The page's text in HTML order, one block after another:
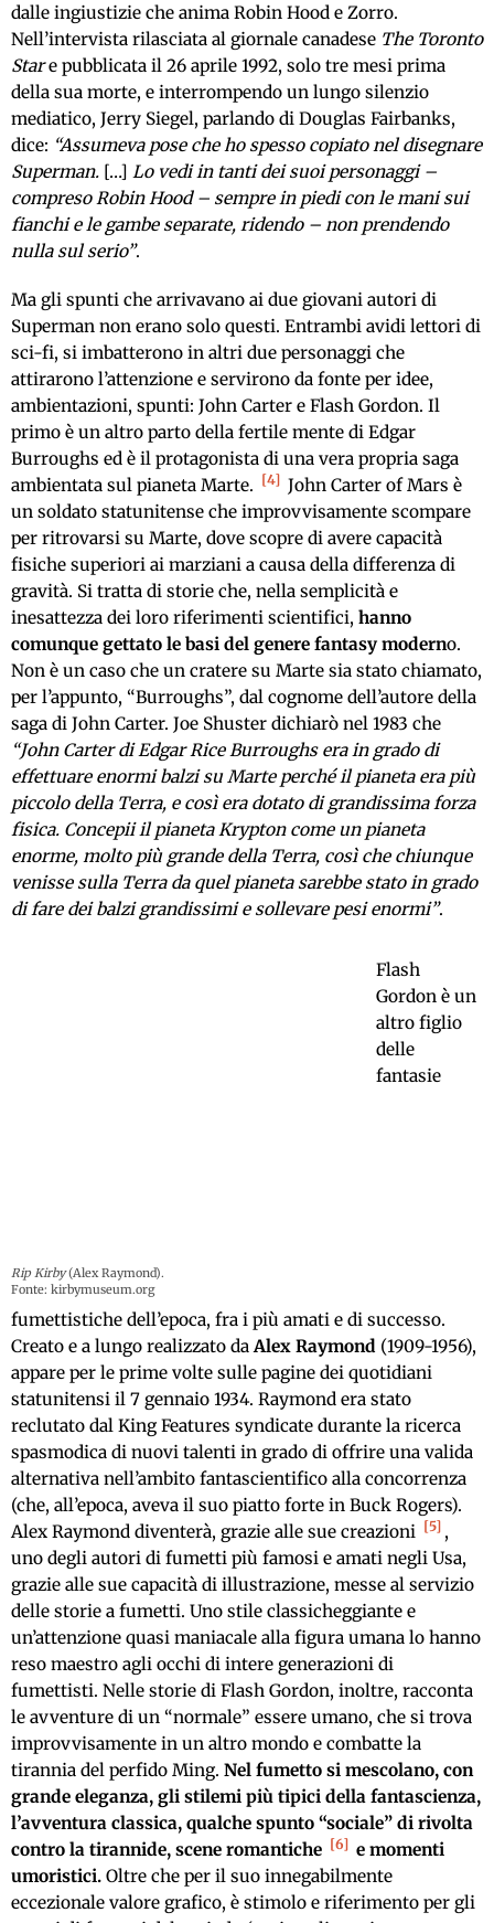
dalle ingiustizie che anima Robin Hood e Zorro.
Nell’intervista rilasciata al giornale canadese The Toronto
Stare pubblicata il 26 aprile 1992, solo tre mesi prima
della sua morte, e interrompendo un lungo silenzio
mediatico, Jerry Siegel, parlando di Douglas Fairbanks,
dice: “Assumeva pose che ho spesso copiato nel disegnare
Superman. […] Lo vedi in tanti dei suoi personaggi –
compreso Robin Hood – sempre in piedi con le mani sui
fianchi e le gambe separate, ridendo – non prendendo
nulla sul serio”.
Ma gli spunti che arrivavano ai due giovani autori di
Superman non erano solo questi. Entrambi avidi lettori di
sci-fi, si imbatterono in altri due personaggi che
attirarono l’attenzione e servirono da fonte per idee,
ambientazioni, spunti: John Carter e Flash Gordon. Il
primo è un altro parto della fertile mente di Edgar
Burroughs ed è il protagonista di una vera propria saga
ambientata sul pianeta Marte.
4
John Carter of Mars è
un soldato statunitense che improvvisamente scompare
per ritrovarsi su Marte, dove scopre di avere capacità
fisiche superiori ai marziani a causa della differenza di
gravità. Si tratta di storie che, nella semplicità e
inesattezza dei loro riferimenti scientifici, hanno
comunque gettato le basi del genere fantasy moderno.
Non è un caso che un cratere su Marte sia stato chiamato,
per l’appunto, “Burroughs”, dal cognome dell’autore della
saga di John Carter. Joe Shuster dichiarò nel 1983 che
“John Carter di Edgar Rice Burroughs era in grado di
effettuare enormi balzi su Marte perché il pianeta era più
piccolo della Terra, e così era dotato di grandissima forza
fisica. Concepii il pianeta Krypton come un pianeta
enorme, molto più grande della Terra, così che chiunque
venisse sulla Terra da quel pianeta sarebbe stato in grado
di fare dei balzi grandissimi e sollevare pesi enormi”.
Rip Kirby(Alex Raymond).
Fonte: kirbymuseum.org
Flash
Gordon è un
altro figlio
delle
fantasie
fumettistiche dell’epoca, fra i più amati e di successo.
Creato e a lungo realizzato daAlex Raymond (1909-1956),
appare per le prime volte sulle pagine dei quotidiani
statunitensi il 7 gennaio 1934. Raymond era stato
reclutato dal King Features syndicate durante la ricerca
spasmodica di nuovi talenti in grado di offrire una valida
alternativa nell’ambito fantascientifico alla concorrenza
(che, all’epoca, aveva il suo piatto forte in Buck Rogers).
Alex Raymond diventerà, grazie alle sue creazioni
5 ,
uno degli autori di fumetti più famosi e amati negli Usa,
grazie alle sue capacità di illustrazione, messe al servizio
delle storie a fumetti. Uno stile classicheggiante e
un’attenzione quasi maniacale alla figura umana lo hanno
reso maestro agli occhi di intere generazioni di
fumettisti. Nelle storie di Flash Gordon, inoltre, racconta
le avventure di un “normale” essere umano, che si trova
improvvisamente in un altro mondo e combatte la
tirannia del perfido Ming. Nel fumetto si mescolano, con
grande eleganza, gli stilemi più tipici della fantascienza,
l’avventura classica, qualche spunto “sociale” di rivolta
contro la tirannide, scene romantiche
6
e momenti
umoristici. Oltre che per il suo innegabilmente
eccezionale valore grafico, è stimolo e riferimento per gli